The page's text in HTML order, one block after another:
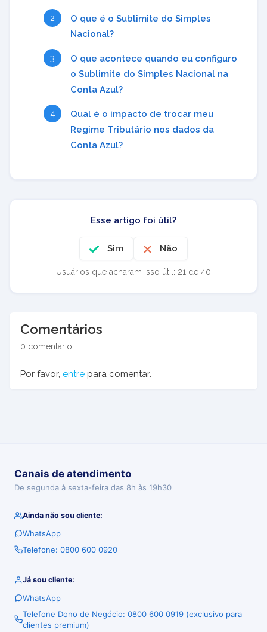
O que é o Sublimite do Simples
Nacional?
O que acontece quando eu configuro
o Sublimite do Simples Nacional na
Conta Azul?
Qual é o impacto de trocar meu
Regime Tributário nos dados da
Conta Azul?
Esse artigo foi útil?
Sim Não
Usuários que acharam isso útil: 21 de 40
Comentários
0 comentário
Por favor, entre para comentar.
Canais de atendimento
De segunda à sexta-feira das 8h às 19h30
Ainda não sou cliente:
WhatsApp
Telefone: 0800 600 0920
Já sou cliente:
WhatsApp
Telefone Dono de Negócio: 0800 600 0919 (exclusivo para
clientes premium)